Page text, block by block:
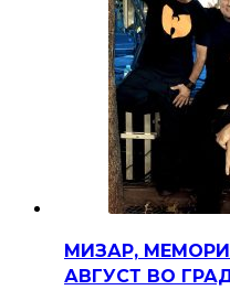
МИЗАР,
АВГУСТ ВО